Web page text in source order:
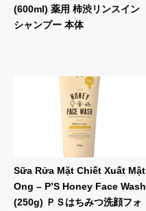
(600ml) 薬用 柿渋リンスイン
シャンプー 本体
Sữa Rửa Mặt Chiết Xuất Mật
Ong – P’S Honey Face Wash
(250g) ＰＳはちみつ洗顔フォ